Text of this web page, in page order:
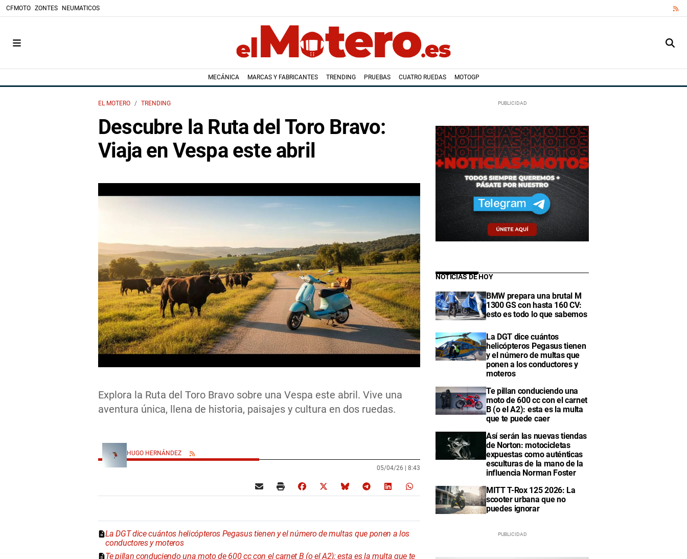
CFMOTO ZONTES NEUMATICOS
MECÁNICA MARCAS Y FABRICANTES TRENDING PRUEBAS CUATRO RUEDAS MOTOGP
EL MOTERO TRENDING
Descubre la Ruta del Toro Bravo:
Viaja en Vespa este abril
Explora la Ruta del Toro Bravo sobre una Vespa este abril. Vive una
aventura única, llena de historia, paisajes y cultura en dos ruedas.
HUGO HERNÁNDEZ
05/04/26 | 8:43
La DGT dice cuántos helicópteros Pegasus tienen y el número de multas que ponen a los
conductores y moteros
Te pillan conduciendo una moto de 600 cc con el carnet B (o el A2): esta es la multa que te
NOTICIAS DE HOY
BMW prepara una brutal M
1300 GS con hasta 160 CV:
esto es todo lo que sabemos
La DGT dice cuántos
helicópteros Pegasus tienen
y el número de multas que
ponen a los conductores y
moteros
Te pillan conduciendo una
moto de 600 cc con el carnet
B (o el A2): esta es la multa
que te puede caer
Así serán las nuevas tiendas
de Norton: motocicletas
expuestas como auténticas
esculturas de la mano de la
influencia Norman Foster
MITT T-Rox 125 2026: La
scooter urbana que no
puedes ignorar